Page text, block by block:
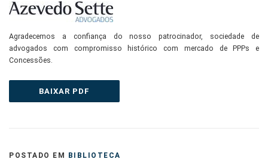
Agradecemos a confiança do nosso patrocinador, sociedade de
advogados com compromisso histórico com mercado de PPPs e
Concessões.
BAIXAR PDF
POSTADO EM BIBLIOTECA